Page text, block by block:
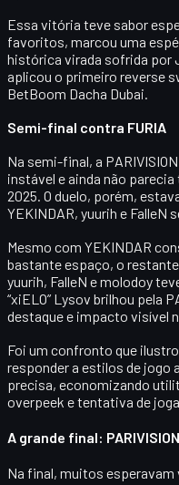
Essa vitória teve sabor
favoritos, marcou uma
histórica virada sofrida por
aplicou o primeiro reverse
BetBoom Dacha Dubai.
Semi-final contra FURIA
Na semi-final, a
instável e ainda não
2025. O duelo, porém,
YEKINDAR, yuurih e FalleN
Mesmo com YEKINDAR
bastante espaço, o
yuurih, FalleN e molodoy
“xiELO” Lysov brilhou pela
destaque e impacto visível
Foi um confronto que
responder a estilos de jogo
precisa, economizando
overpeek e tentativa de
A grande final:
Na final, muitos